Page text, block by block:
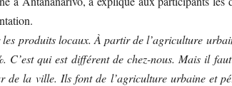
produits locaux. À partir de l’agriculture
qui est différent de chez-nous. Mais il
de la ville. Ils font de l’agriculture urbaine et